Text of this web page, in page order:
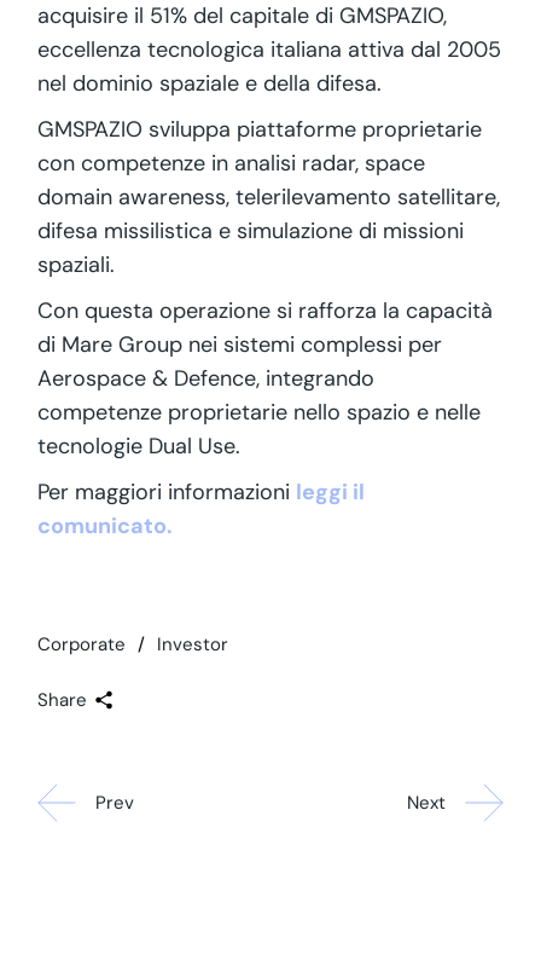
acquisire il 51% del capitale di GMSPAZIO,
eccellenza tecnologica italiana attiva dal 2005
nel dominio spaziale e della difesa.
GMSPAZIO sviluppa piattaforme proprietarie
con competenze in analisi radar, space
domain awareness, telerilevamento satellitare,
difesa missilistica e simulazione di missioni
spaziali.
Con questa operazione si rafforza la capacità
di Mare Group nei sistemi complessi per
Aerospace & Defence, integrando
competenze proprietarie nello spazio e nelle
tecnologie Dual Use.
Per maggiori informazioni leggi il
comunicato.
Corporate Investor
Share
Prev Next